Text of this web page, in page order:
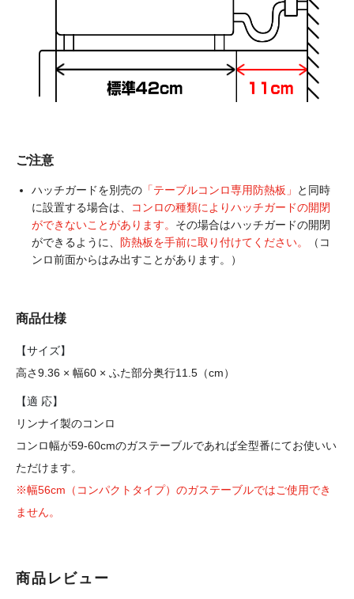
ご注意
ハッチガードを別売の 「テーブルコンロ専用防熱板」
と同時
に設置する場合は、
コンロの種類によりハッチガードの開閉
ができないことがあります。 その場合はハッチガードの開閉
ができるように、 防熱板を手前に取り付けてください。
（コ
ンロ前面からはみ出すことがあります。）
商品仕様
【サイズ】
高さ9.36 × 幅60 × ふた部分奥行11.5（cm）
【適 応】
リンナイ製のコンロ
コンロ幅が59-60cmのガステーブルであれば全型番にてお使いい
ただけます。
※幅56cm（コンパクトタイプ）のガステーブルではご使用でき
ません。
商品レビュー